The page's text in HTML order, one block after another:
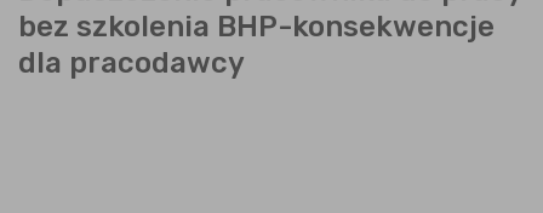
bez szkolenia BHP-konsekwencje
dla pracodawcy